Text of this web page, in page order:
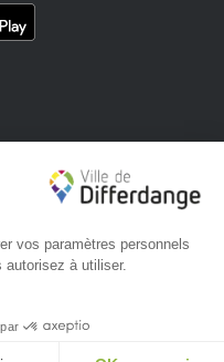
sur Play Store
de Differdange
✕
puis-je vous aider ?